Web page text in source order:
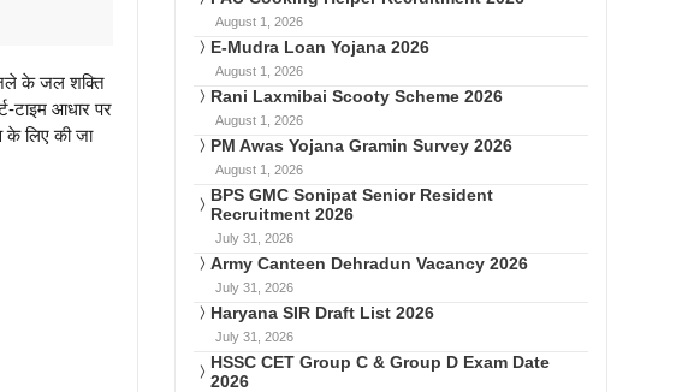
के जल शक्ति
टाइम आधार पर
के लिए की जा
August 1, 2026
E-Mudra Loan Yojana 2026
August 1, 2026
Rani Laxmibai Scooty Scheme 2026
August 1, 2026
PM Awas Yojana Gramin Survey 2026
August 1, 2026
BPS GMC Sonipat Senior Resident
Recruitment 2026
July 31, 2026
Army Canteen Dehradun Vacancy 2026
July 31, 2026
Haryana SIR Draft List 2026
July 31, 2026
HSSC CET Group C & Group D Exam Date
2026